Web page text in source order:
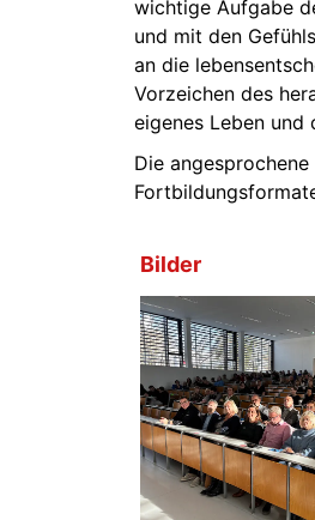
wichtige Aufgabe
und mit den
an die
Vorzeichen des
eigenes Leben und
Die
Bilder